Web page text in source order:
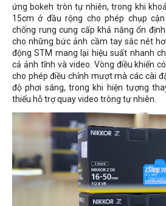
ứng bokeh tròn tự nhiên, trong khi
15cm ở đầu rộng cho phép chụp
chống rung cung cấp khả năng ổn
cho những bức ảnh cầm tay sắc nét
động STM mang lại hiệu suất nhanh
cả ảnh tĩnh và video. Vòng điều khiển
cho phép điều chỉnh mượt mà các cài
độ phơi sáng, trong khi hiện tượng
thiểu hỗ trợ quay video trông tự nhiên.